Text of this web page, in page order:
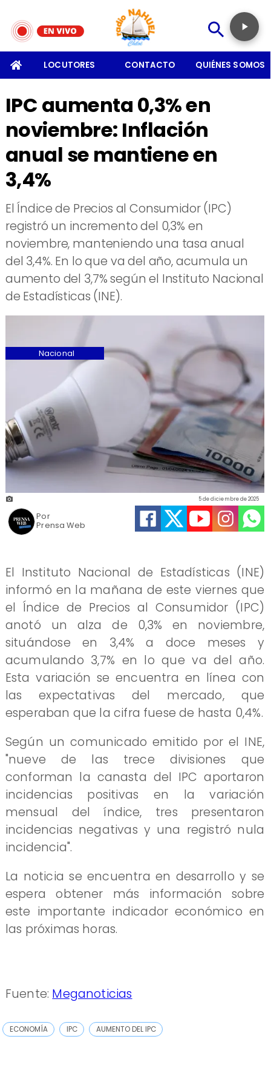
LOCUTORES CONTACTO QUIÉNES SOMOS
IPC aumenta 0,3% en
noviembre: Inflación
anual se mantiene en
3,4%
El Índice de Precios al Consumidor (IPC)
registró un incremento del 0,3% en
noviembre, manteniendo una tasa anual
del 3,4%. En lo que va del año, acumula un
aumento del 3,7% según el Instituto Nacional
de Estadísticas (INE).
Prensa Web
5 de diciembre de 2025
Nacional
Por
El Instituto Nacional de Estadísticas (INE)
informó en la mañana de este viernes que
el Índice de Precios al Consumidor (IPC)
anotó un alza de 0,3% en noviembre,
situándose en 3,4% a doce meses y
acumulando 3,7% en lo que va del año.
Esta variación se encuentra en línea con
las expectativas del mercado, que
esperaban que la cifra fuese de hasta 0,4%.
Según un comunicado emitido por el INE,
"nueve de las trece divisiones que
conforman la canasta del IPC aportaron
incidencias positivas en la variación
mensual del índice, tres presentaron
incidencias negativas y una registró nula
incidencia".
La noticia se encuentra en desarrollo y se
espera obtener más información sobre
este importante indicador económico en
las próximas horas.
Fuente: Meganoticias
ECONOMÍA IPC AUMENTO DEL IPC